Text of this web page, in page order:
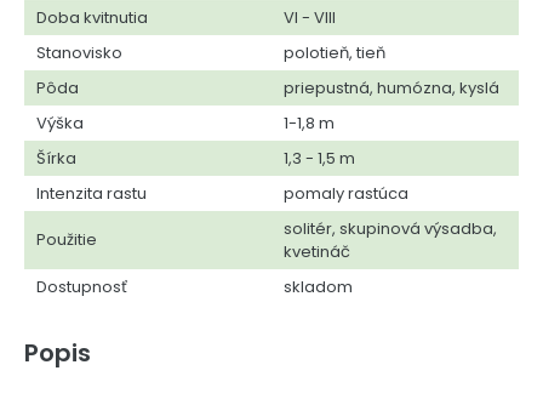
Doba kvitnutia
VI - VIII
Stanovisko
polotieň, tieň
Pôda
priepustná, humózna, kyslá
Výška
1-1,8 m
Šírka
1,3 - 1,5 m
Intenzita rastu
pomaly rastúca
Použitie
solitér, skupinová výsadba,
kvetináč
Dostupnosť
skladom
Popis